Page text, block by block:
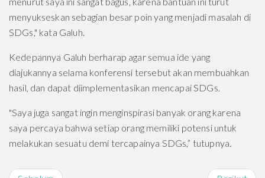
menyukseskan sebagian besar poin yang menjadi masalah di
SDGs," kata Galuh.
Kedepannya Galuh berharap agar semua ide yang
diajukannya selama konferensi tersebut akan membuahkan
hasil, dan dapat diimplementasikan mencapai SDGs.
"Saya juga sangat ingin menginspirasi banyak orang karena
saya percaya bahwa setiap orang memiliki potensi untuk
melakukan sesuatu demi tercapainya SDGs,” tutupnya.